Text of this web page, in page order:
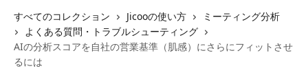
すべてのコレクション Jicooの使い方
ミーティング分析
よくある質問・トラブルシューティング
AIの分析スコアを自社の営業基準（肌感）にさらにフィットさせ
るには